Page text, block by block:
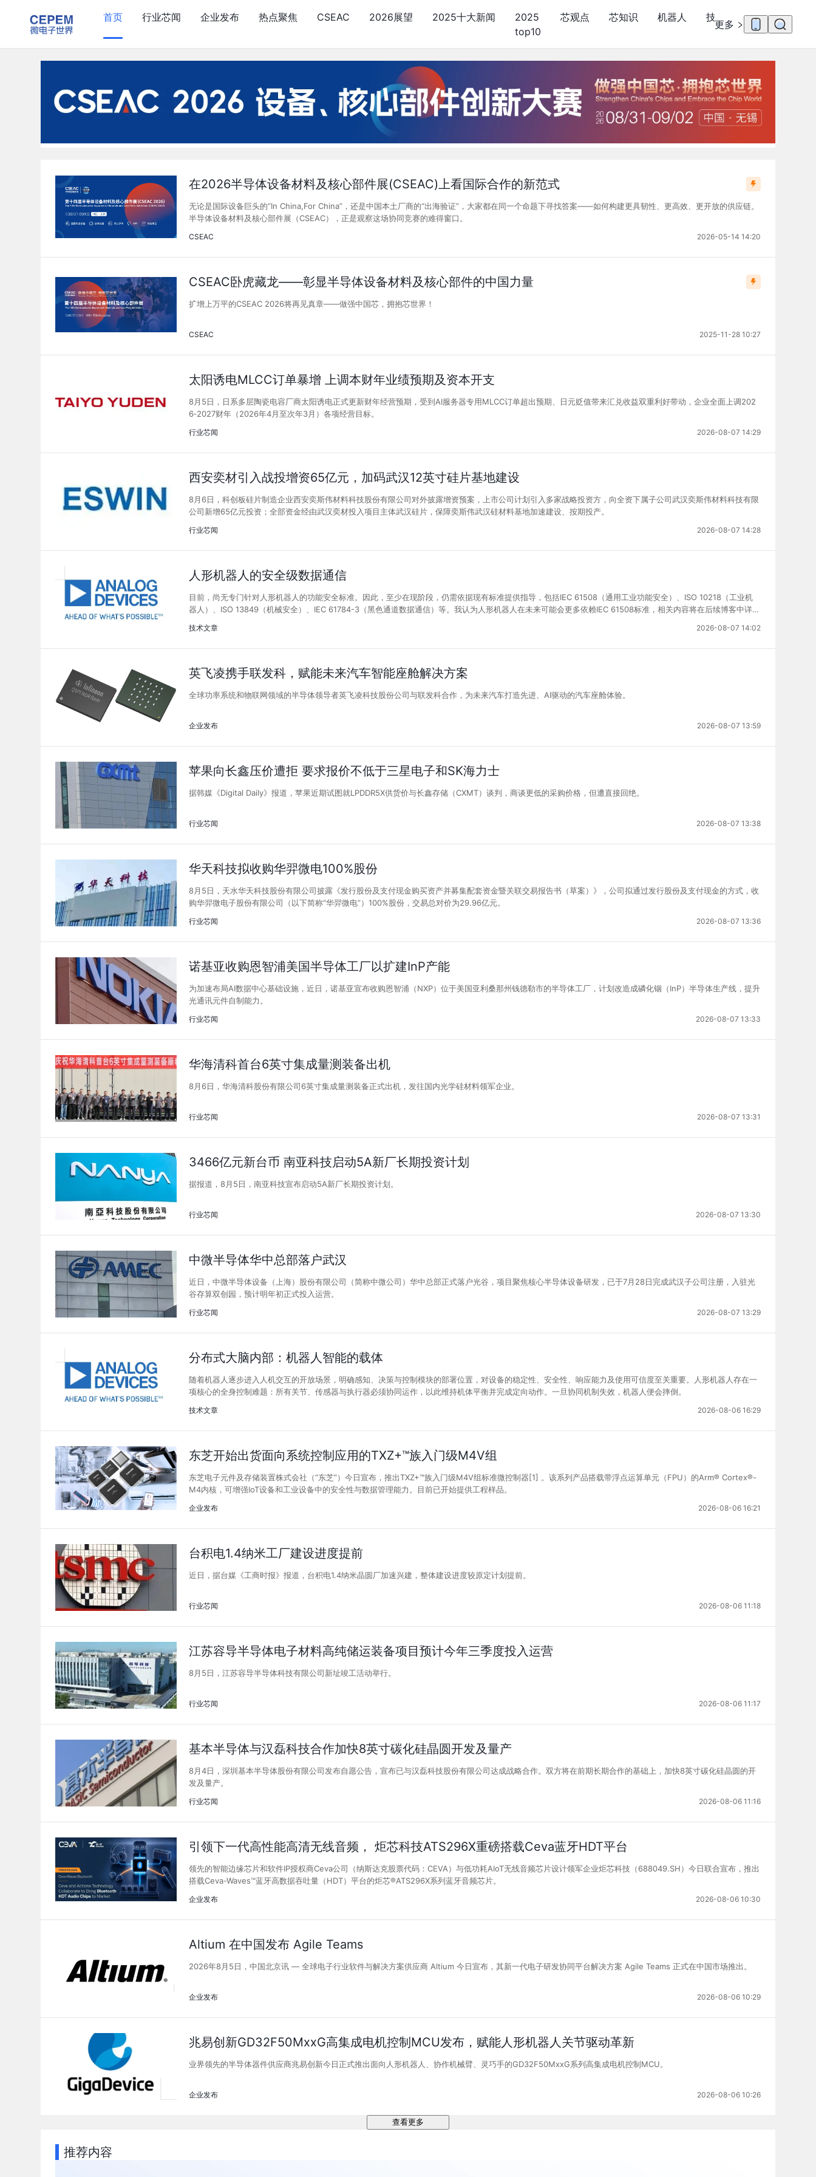
首页 行业芯闻 企业发布 热点聚焦 CSEAC 2026展望 2025十大新闻
2025
top10
芯观点 芯知识 机器人 技术文章 行业活动
更多
在2026半导体设备材料及核心部件展(CSEAC)上看国际合作的新范式
无论是国际设备巨头的“In China,For China”，还是中国本土厂商的“出海验证”，大家都在同一个命题下寻找答案——如何构建更具韧性、更高效、更开放的供应链。
半导体设备材料及核心部件展（CSEAC），正是观察这场协同竞赛的难得窗口。
CSEAC 2026-05-14 14:20
CSEAC卧虎藏龙——彰显半导体设备材料及核心部件的中国力量
扩增上万平的CSEAC 2026将再见真章——做强中国芯，拥抱芯世界！
CSEAC 2025-11-28 10:27
太阳诱电MLCC订单暴增 上调本财年业绩预期及资本开支
8月5日，日系多层陶瓷电容厂商太阳诱电正式更新财年经营预期，受到AI服务器专用MLCC订单超出预期、日元贬值带来汇兑收益双重利好带动，企业全面上调202
6‑2027财年（2026年4月至次年3月）各项经营目标。
行业芯闻 2026-08-07 14:29
西安奕材引入战投增资65亿元，加码武汉12英寸硅片基地建设
8月6日，科创板硅片制造企业西安奕斯伟材料科技股份有限公司对外披露增资预案，上市公司计划引入多家战略投资方，向全资下属子公司武汉奕斯伟材料科技有限
公司新增65亿元投资；全部资金经由武汉奕材投入项目主体武汉硅片，保障奕斯伟武汉硅材料基地加速建设、按期投产。
行业芯闻 2026-08-07 14:28
人形机器人的安全级数据通信
目前，尚无专门针对人形机器人的功能安全标准。因此，至少在现阶段，仍需依据现有标准提供指导，包括IEC 61508（通用工业功能安全）、ISO 10218（工业机
器人）、ISO 13849（机械安全）、IEC 61784-3（黑色通道数据通信）等。我认为人形机器人在未来可能会更多依赖IEC 61508标准，相关内容将在后续博客中详
技术文章 2026-08-07 14:02
英飞凌携手联发科，赋能未来汽车智能座舱解决方案
全球功率系统和物联网领域的半导体领导者英飞凌科技股份公司与联发科合作，为未来汽车打造先进、AI驱动的汽车座舱体验。
企业发布 2026-08-07 13:59
苹果向长鑫压价遭拒 要求报价不低于三星电子和SK海力士
据韩媒《Digital Daily》报道，苹果近期试图就LPDDR5X供货价与长鑫存储（CXMT）谈判，商谈更低的采购价格，但遭直接回绝。
行业芯闻 2026-08-07 13:38
华天科技拟收购华羿微电100%股份
8月5日，天水华天科技股份有限公司披露《发行股份及支付现金购买资产并募集配套资金暨关联交易报告书（草案）》，公司拟通过发行股份及支付现金的方式，收
购华羿微电子股份有限公司（以下简称“华羿微电”）100%股份，交易总对价为29.96亿元。
行业芯闻 2026-08-07 13:36
诺基亚收购恩智浦美国半导体工厂以扩建InP产能
为加速布局AI数据中心基础设施，近日，诺基亚宣布收购恩智浦（NXP）位于美国亚利桑那州钱德勒市的半导体工厂，计划改造成磷化铟（InP）半导体生产线，提升
光通讯元件自制能力。
行业芯闻 2026-08-07 13:33
华海清科首台6英寸集成量测装备出机
8月6日，华海清科股份有限公司6英寸集成量测装备正式出机，发往国内光学硅材料领军企业。
行业芯闻 2026-08-07 13:31
3466亿元新台币 南亚科技启动5A新厂长期投资计划
据报道，8月5日，南亚科技宣布启动5A新厂长期投资计划。
行业芯闻 2026-08-07 13:30
中微半导体华中总部落户武汉
近日，中微半导体设备（上海）股份有限公司（简称中微公司）华中总部正式落户光谷，项目聚焦核心半导体设备研发，已于7月28日完成武汉子公司注册，入驻光
谷存算双创园，预计明年初正式投入运营。
行业芯闻 2026-08-07 13:29
分布式大脑内部：机器人智能的载体
随着机器人逐步进入人机交互的开放场景，明确感知、决策与控制模块的部署位置，对设备的稳定性、安全性、响应能力及使用可信度至关重要。人形机器人存在一
项核心的全身控制难题：所有关节、传感器与执行器必须协同运作，以此维持机体平衡并完成定向动作。一旦协同机制失效，机器人便会摔倒。
技术文章 2026-08-06 16:29
东芝开始出货面向系统控制应用的TXZ+™族入门级M4V组
东芝电子元件及存储装置株式会社（“东芝”）今日宣布，推出TXZ+™族入门级M4V组标准微控制器[1] 。该系列产品搭载带浮点运算单元（FPU）的Arm® Cortex®-
M4内核，可增强IoT设备和工业设备中的安全性与数据管理能力。目前已开始提供工程样品。
企业发布 2026-08-06 16:21
台积电1.4纳米工厂建设进度提前
近日，据台媒《工商时报》报道，台积电1.4纳米晶圆厂加速兴建，整体建设进度较原定计划提前。
行业芯闻 2026-08-06 11:18
江苏容导半导体电子材料高纯储运装备项目预计今年三季度投入运营
8月5日，江苏容导半导体科技有限公司新址竣工活动举行。
行业芯闻 2026-08-06 11:17
基本半导体与汉磊科技合作加快8英寸碳化硅晶圆开发及量产
8月4日，深圳基本半导体股份有限公司发布自愿公告，宣布已与汉磊科技股份有限公司达成战略合作。双方将在前期长期合作的基础上，加快8英寸碳化硅晶圆的开
发及量产。
行业芯闻 2026-08-06 11:16
引领下一代高性能高清无线音频， 炬芯科技ATS296X重磅搭载Ceva蓝牙HDT平台
领先的智能边缘芯片和软件IP授权商Ceva公司（纳斯达克股票代码：CEVA）与低功耗AIoT无线音频芯片设计领军企业炬芯科技（688049.SH）今日联合宣布，推出
搭载Ceva-Waves™蓝牙高数据吞吐量（HDT）平台的炬芯®ATS296X系列蓝牙音频芯片。
企业发布 2026-08-06 10:30
Altium 在中国发布 Agile Teams
2026年8月5日，中国北京讯 — 全球电子行业软件与解决方案供应商 Altium 今日宣布，其新一代电子研发协同平台解决方案 Agile Teams 正式在中国市场推出。
企业发布 2026-08-06 10:29
兆易创新GD32F50MxxG高集成电机控制MCU发布，赋能人形机器人关节驱动革新
业界领先的半导体器件供应商兆易创新今日正式推出面向人形机器人、协作机械臂、灵巧手的GD32F50MxxG系列高集成电机控制MCU。
企业发布 2026-08-06 10:26
查看更多
推荐内容